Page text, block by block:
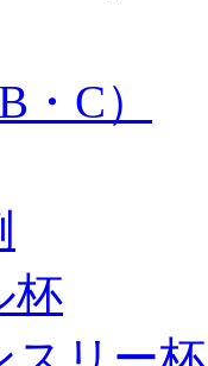
C）
杯